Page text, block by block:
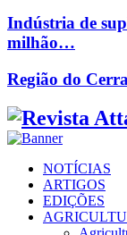
Indústria de
milhão…
Região do
Facebook
Twitter
Instagram
Linkedin
Youtube
Email
NOTÍCIAS
ARTIGOS
EDIÇÕES